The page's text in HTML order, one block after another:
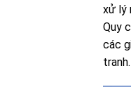
xử lý
Quy
các
tranh.